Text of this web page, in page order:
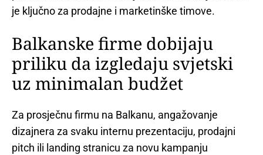
je ključno za prodajne i marketinške timove.
Balkanske firme dobijaju
priliku da izgledaju svjetski
uz minimalan budžet
Za prosječnu firmu na Balkanu, angažovanje
dizajnera za svaku internu prezentaciju, prodajni
pitch ili landing stranicu za novu kampanju